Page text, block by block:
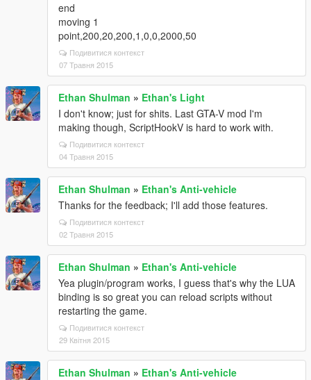
end
moving 1
point,200,20,200,1,0,0,2000,50
Подивитися контекст
07 Травня 2015
Ethan Shulman » Ethan's Light
I don't know; just for shits. Last GTA-V mod I'm
making though, ScriptHookV is hard to work with.
Подивитися контекст
04 Травня 2015
Ethan Shulman » Ethan's Anti-vehicle
Thanks for the feedback; I'll add those features.
Подивитися контекст
02 Травня 2015
Ethan Shulman » Ethan's Anti-vehicle
Yea plugin/program works, I guess that's why the LUA
binding is so great you can reload scripts without
restarting the game.
Подивитися контекст
29 Квітня 2015
Ethan Shulman » Ethan's Anti-vehicle